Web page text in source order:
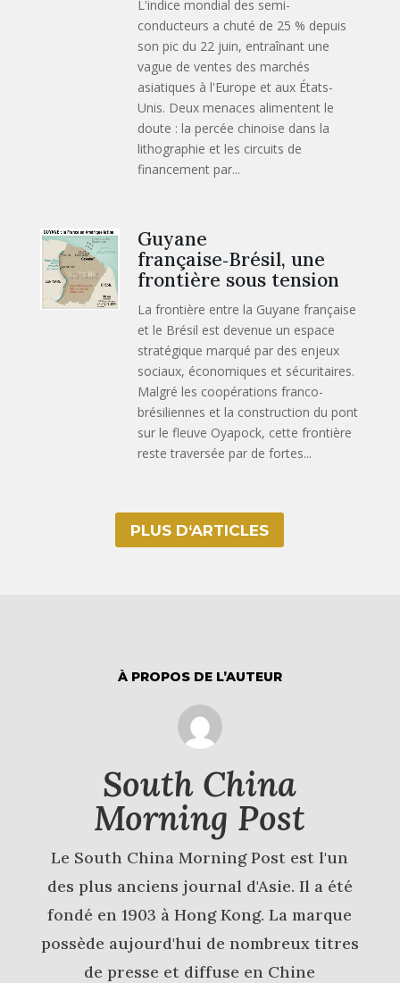
L'indice mondial des semi-
conducteurs a chuté de 25 % depuis
son pic du 22 juin, entraînant une
vague de ventes des marchés
asiatiques à l'Europe et aux États-
Unis. Deux menaces alimentent le
doute : la percée chinoise dans la
lithographie et les circuits de
financement par...
Guyane
française‑Brésil, une
frontière sous tension
La frontière entre la Guyane française
et le Brésil est devenue un espace
stratégique marqué par des enjeux
sociaux, économiques et sécuritaires.
Malgré les coopérations franco-
brésiliennes et la construction du pont
sur le fleuve Oyapock, cette frontière
reste traversée par de fortes...
PLUS D‘ARTICLES
À PROPOS DE L’AUTEUR
South China
Morning Post
Le South China Morning Post est l'un
des plus anciens journal d'Asie. Il a été
fondé en 1903 à Hong Kong. La marque
possède aujourd'hui de nombreux titres
de presse et diffuse en Chine